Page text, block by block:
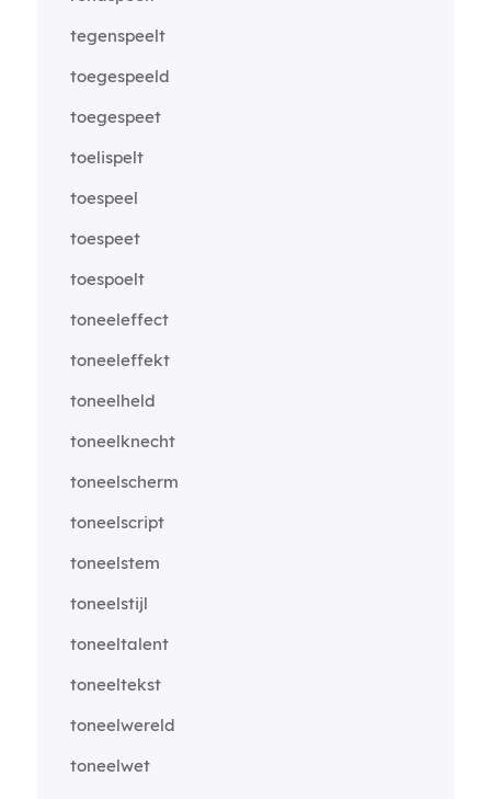
tegenspeelt
toegespeeld
toegespeet
toelispelt
toespeel
toespeet
toespoelt
toneeleffect
toneeleffekt
toneelheld
toneelknecht
toneelscherm
toneelscript
toneelstem
toneelstijl
toneeltalent
toneeltekst
toneelwereld
toneelwet